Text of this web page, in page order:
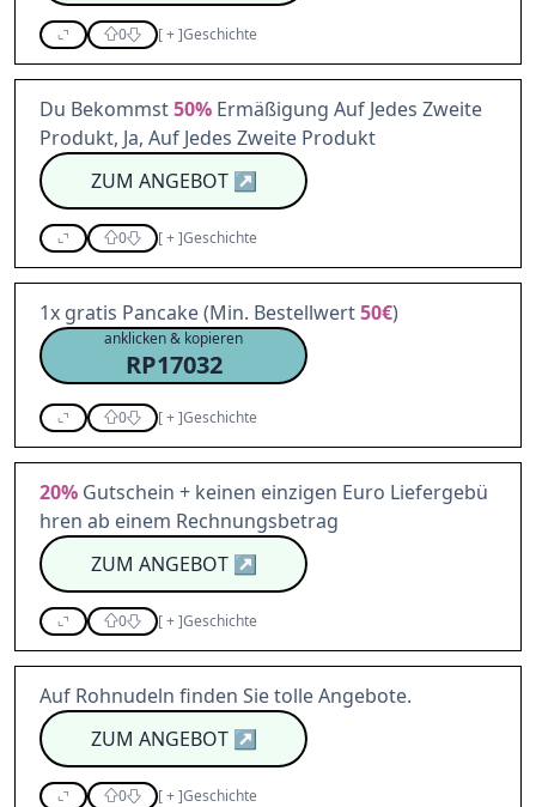
0 [+]Geschichte
Du Bekommst50% Ermäßigung Auf Jedes Zweite
Produkt, Ja, Auf Jedes Zweite Produkt
ZUM ANGEBOT↗
0 [+]Geschichte
1x gratis Pancake (Min. Bestellwert50€)
anklicken & kopieren
RP17032
0 [+]Geschichte
20% Gutschein + keinen einzigen Euro Liefergebü
hren ab einem Rechnungsbetrag
ZUM ANGEBOT↗
0 [+]Geschichte
Auf Rohnudeln finden Sie tolle Angebote.
ZUM ANGEBOT↗
0 [+]Geschichte